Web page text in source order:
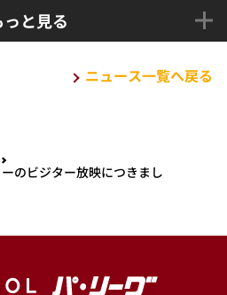
っと見る
ニュース一覧へ戻る
のビジター放映につきまし